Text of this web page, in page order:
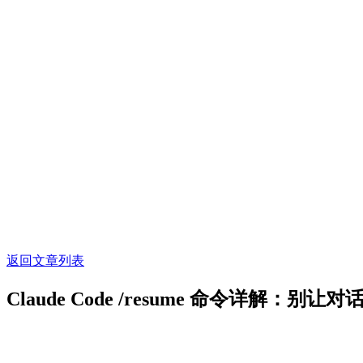
返回文章列表
Claude Code /resume 命令详解：别让对